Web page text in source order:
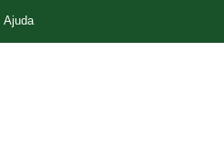
Ajuda